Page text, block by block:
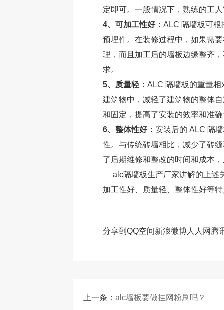
定即可。一般情况下，熟练的工
4、可加工性好：ALC 隔墙板可
预埋件。在装修过程中，如果需
理，而且加工后的墙板边缘整齐
求。
5、质量轻：ALC 隔墙板的重量
建筑物中，减轻了建筑物的整体
和固定，提高了安装的效率和准
6、整体性好：安装后的 ALC 隔
性。与传统砖墙相比，减少了砖
了后期维修和整改的时间和成本
alc隔墙板生产厂家讲解的上述
加工性好、质量轻、整体性好等
分享到QQ空间新浪微博 人人网 腾
上一条： alc墙板要做挂网粉刷吗？